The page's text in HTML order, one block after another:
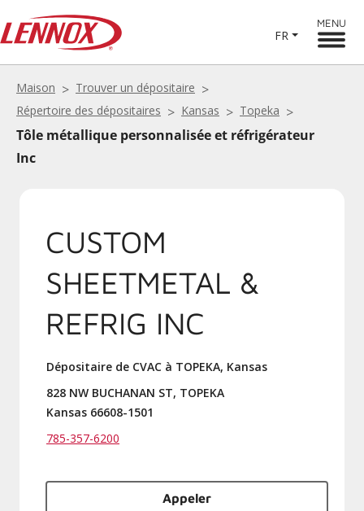
FR
MENU
Maison
Trouver un dépositaire
Répertoire des dépositaires
Kansas Topeka
Tôle métallique personnalisée et réfrigérateur
Inc
CUSTOM
SHEETMETAL &
REFRIG INC
Dépositaire de CVAC à TOPEKA, Kansas
828 NW BUCHANAN ST, TOPEKA
Kansas 66608-1501
785-357-6200
Appeler